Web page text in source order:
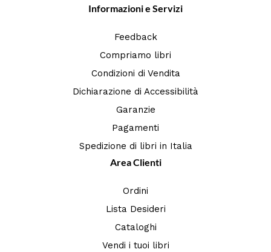
Informazioni e Servizi
Feedback
Compriamo libri
Condizioni di Vendita
Dichiarazione di Accessibilità
Garanzie
Pagamenti
Spedizione di libri in Italia
Area Clienti
Ordini
Lista Desideri
Cataloghi
Vendi i tuoi libri